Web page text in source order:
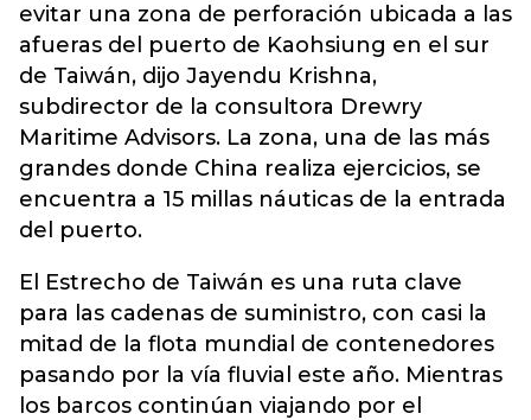
evitar una zona de perforación ubicada a las
afueras del puerto de Kaohsiung en el sur
de Taiwán, dijo Jayendu Krishna,
subdirector de la consultora Drewry
Maritime Advisors. La zona, una de las más
grandes donde China realiza ejercicios, se
encuentra a 15 millas náuticas de la entrada
del puerto.
El Estrecho de Taiwán es una ruta clave
para las cadenas de suministro, con casi la
mitad de la flota mundial de contenedores
pasando por la vía fluvial este año. Mientras
los barcos continúan viajando por el